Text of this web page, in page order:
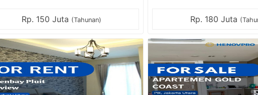
Rp. 150 Juta (Tahunan) Rp. 180 Juta